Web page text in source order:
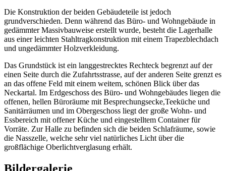
Die Konstruktion der beiden Gebäudeteile ist jedoch
grundverschieden. Denn während das Büro- und Wohngebäude in
gedämmter Massivbauweise erstellt wurde, besteht die Lagerhalle
aus einer leichten Stahltragkonstruktion mit einem Trapezblechdach
und ungedämmter Holzverkleidung.
Das Grundstück ist ein langgestrecktes Rechteck begrenzt auf der
einen Seite durch die Zufahrtsstrasse, auf der anderen Seite grenzt es
an das offene Feld mit einem weitem, schönen Blick über das
Neckartal. Im Erdgeschoss des Büro- und Wohngebäudes liegen die
offenen, hellen Büroräume mit Besprechungsecke,Teeküche und
Sanitärräumen und im Obergeschoss liegt der große Wohn- und
Essbereich mit offener Küche und eingestelltem Container für
Vorräte. Zur Halle zu befinden sich die beiden Schlafräume, sowie
die Nasszelle, welche sehr viel natürliches Licht über die
großflächige Oberlichtverglasung erhält.